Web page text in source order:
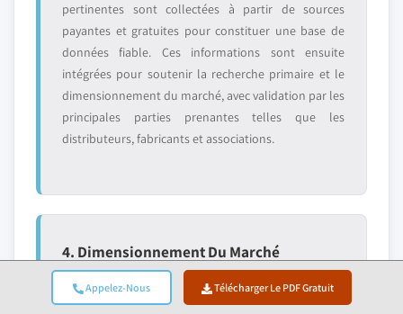
Appelez-Nous Télécharger Le PDF Gratuit
pertinentes sont collectées à partir de sources
payantes et gratuites pour constituer une base de
données fiable. Ces informations sont ensuite
intégrées pour soutenir la recherche primaire et le
dimensionnement du marché, avec validation par les
principales parties prenantes telles que les
distributeurs, fabricants et associations.
4. Dimensionnement Du Marché
Notre dimensionnement du marché est construit sur
une approche ascendante, en commençant par les